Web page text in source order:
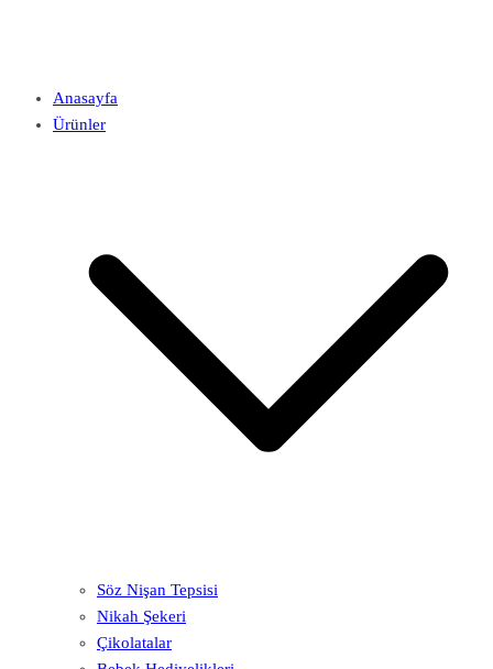
Anasayfa
Ürünler
Söz Nişan Tepsisi
Nikah Şekeri
Çikolatalar